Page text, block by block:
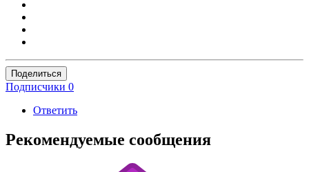
Поделиться
Подписчики 0
Ответить
Рекомендуемые сообщения